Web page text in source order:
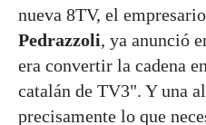
nueva 8TV, el
Pedrazzoli, ya anunció
era convertir la cadena
catalán de TV3". Y una
precisamente lo que